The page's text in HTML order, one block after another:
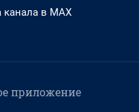
канала в MAX
приложение